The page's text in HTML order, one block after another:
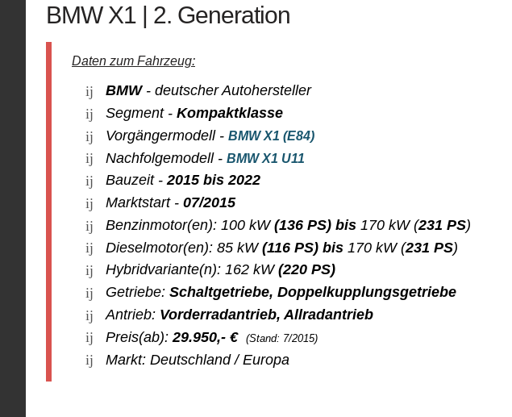
BMW X1 | 2. Generation
Daten zum Fahrzeug:
BMW- deutscher Autohersteller
Segment - Kompaktklasse
Vorgängermodell - BMW X1 (E84)
Nachfolgemodell - BMW X1 U11
Bauzeit -2015 bis 2022
Marktstart - 07/2015
Benzinmotor(en): 100 kW(136 PS) bis 170 kW (231 PS)
Dieselmotor(en): 85 kW(116 PS) bis 170 kW (231 PS)
Hybridvariante(n): 162 kW(220 PS)
Getriebe: Schaltgetriebe, Doppelkupplungsgetriebe
Antrieb: Vorderradantrieb, Allradantrieb
Preis(ab): 29.950,- € (Stand: 7/2015)
Markt: Deutschland / Europa